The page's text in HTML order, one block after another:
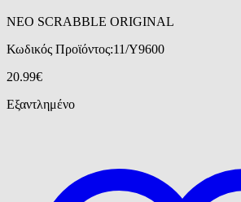
ΝΕΟ SCRABBLE ORIGINAL
Κωδικός Προϊόντος:11/Y9600
20.99€
Εξαντλημένο